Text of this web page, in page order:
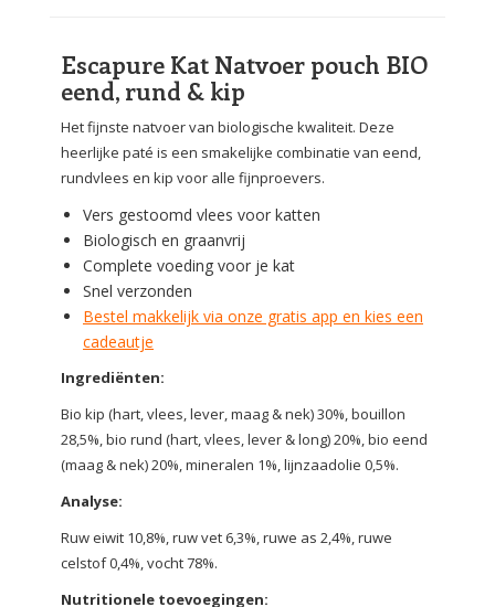
Escapure Kat Natvoer pouch BIO
eend, rund & kip
Het fijnste natvoer van biologische kwaliteit. Deze
heerlijke paté is een smakelijke combinatie van eend,
rundvlees en kip voor alle fijnproevers.
Vers gestoomd vlees voor katten
Biologisch en graanvrij
Complete voeding voor je kat
Snel verzonden
Bestel makkelijk via onze gratis app en kies een
cadeautje
Ingrediënten:
Bio kip (hart, vlees, lever, maag & nek) 30%, bouillon
28,5%, bio rund (hart, vlees, lever & long) 20%, bio eend
(maag & nek) 20%, mineralen 1%, lijnzaadolie 0,5%.
Analyse:
Ruw eiwit 10,8%, ruw vet 6,3%, ruwe as 2,4%, ruwe
celstof 0,4%, vocht 78%.
Nutritionele toevoegingen: